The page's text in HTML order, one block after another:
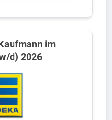
im
d) 2026